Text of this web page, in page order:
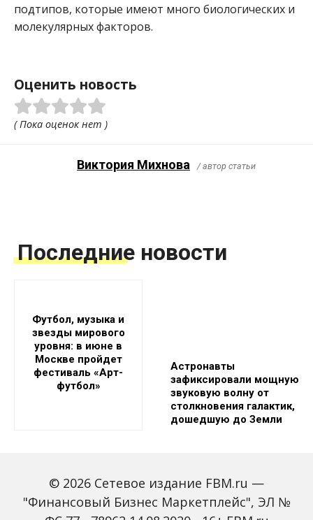
подтипов, которые имеют много биологических и
молекулярных факторов.
Оценить новость
( Пока оценок нет )
Виктория Михнова / автор статьи
Последние новости
Футбол, музыка и
звезды мирового
уровня: в июне в
Москве пройдет
фестиваль «Арт-
футбол»
Астронавты
зафиксировали мощную
звуковую волну от
столкновения галактик,
дошедшую до Земли
© 2026 Сетевое издание FBM.ru —
"Финансовый Бизнес Маркетплейс", ЭЛ №